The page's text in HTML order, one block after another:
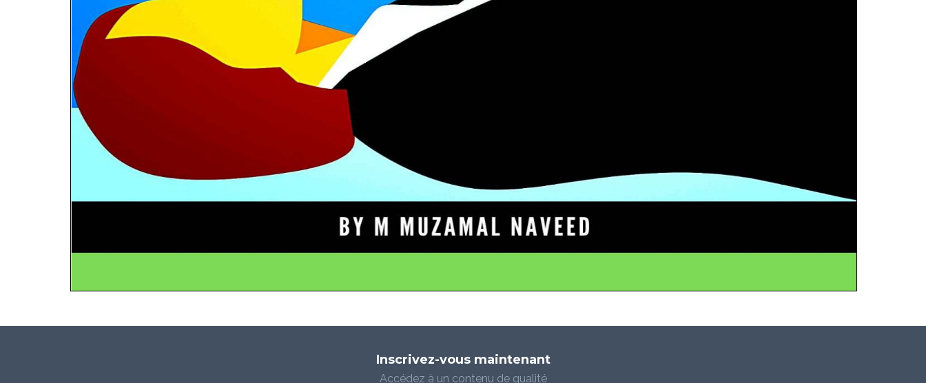
Inscrivez-vous maintenant
Accédez à un contenu de qualité